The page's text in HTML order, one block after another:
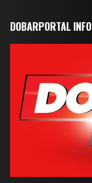
DOBARPORTAL INFO